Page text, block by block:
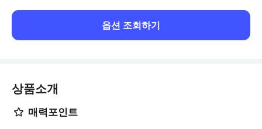
옵션 조회하기
상품소개
매력포인트